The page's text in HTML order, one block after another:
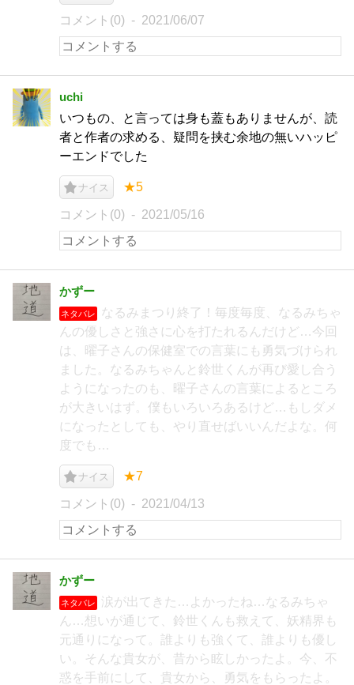
コメント(0) 2021/06/07
uchi
いつもの、と言っては身も蓋もありませんが、読
者と作者の求める、疑問を挟む余地の無いハッピ
ーエンドでした
ナイス ★5
コメント(0) 2021/05/16
かずー
ネタバレ
なるみまつり終了！毎度毎度、なるみちゃ
んの優しさと強さに心を打たれるんだけど…今回
は、曜子さんの保健室での言葉にも勇気づけられ
ました。なるみちゃんと鈴世くんが再び愛し合う
ようになったのも、曜子さんの言葉によるところ
が大きいはず。僕もいろいろあるけど…もしダメ
になったとしても、やり直せばいいんだよな。何
度でも…
ナイス ★7
コメント(0) 2021/04/13
かずー
ネタバレ
涙が出てきた…よかったね…なるみちゃ
ん…想いが通じて、鈴世くんも救えて、妖精界も
元通りになって。誰よりも強くて、誰よりも優し
い。そんな貴女が、昔から眩しかったよ。今、不
惑を手前にして、貴女から、勇気をもらったよ。